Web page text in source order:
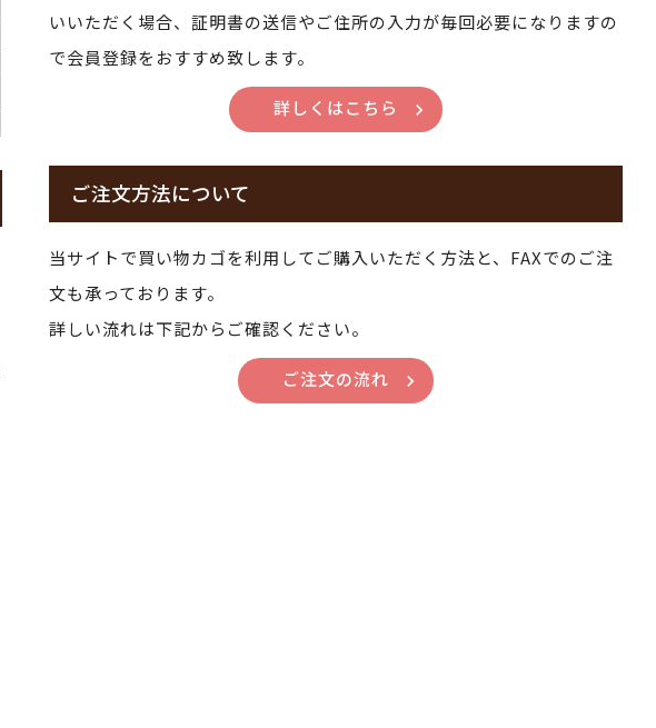
いいただく場合、証明書の送信やご住所の入力が毎回必要になりますの
で会員登録をおすすめ致します。
詳しくはこちら
ご注文方法について
当サイトで買い物カゴを利用してご購入いただく方法と、FAXでのご注
文も承っております。
詳しい流れは下記からご確認ください。
ご注文の流れ